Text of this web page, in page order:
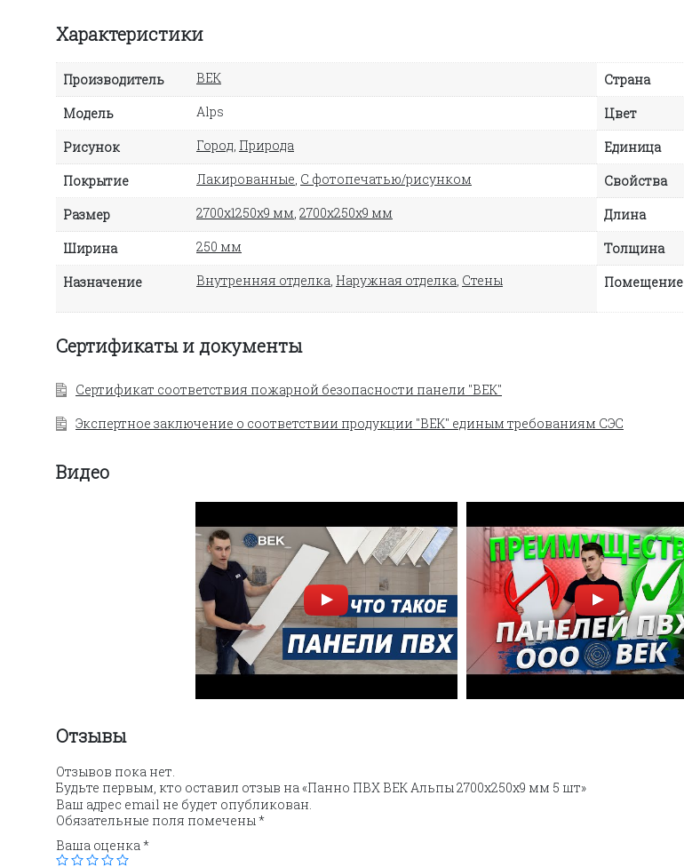
Характеристики
Производитель ВЕК Страна
Модель Alps Цвет
Рисунок Город, Природа Единица
Покрытие Лакированные, С фотопечатью/рисунком Свойства
Размер 2700х1250х9 мм, 2700х250х9 мм Длина
Ширина 250 мм Толщина
Назначение Внутренняя отделка, Наружная отделка, Стены Помещение
Сертификаты и документы
Сертификат соответствия пожарной безопасности панели "ВЕК"
Экспертное заключение о соответствии продукции "ВЕК" единым требованиям СЭС
Видео
Отзывы
Отзывов пока нет.
Будьте первым, кто оставил отзыв на «Панно ПВХ ВЕК Альпы 2700х250х9 мм 5 шт»
Ваш адрес email не будет опубликован.
Обязательные поля помечены*
Ваша оценка*